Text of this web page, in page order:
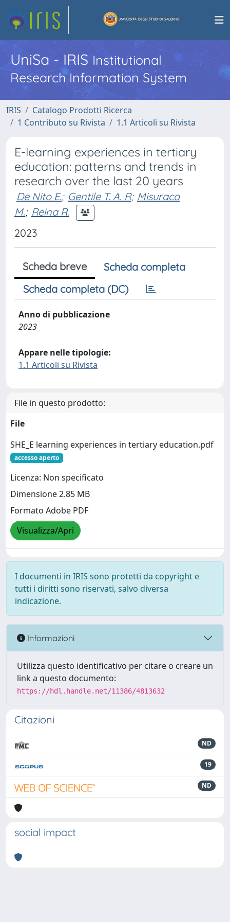
UniSa - IRISInstitutional
Research Information System
IRIS
Catalogo Prodotti Ricerca
1 Contributo su Rivista
1.1 Articoli su Rivista
E-learning experiences in tertiary
education: patterns and trends in
research over the last 20 years
De Nito E.; Gentile T. A. R; Misuraca
M.; Reina R.
2023
Scheda breve
Scheda completa
Scheda completa (DC)
Anno di pubblicazione
2023
Appare nelle tipologie:
1.1 Articoli su Rivista
File in questo prodotto:
File
SHE_E learning experiences in tertiary education.pdf
accesso aperto
Licenza: Non specificato
Dimensione 2.85 MB
Formato Adobe PDF
Visualizza/Apri
I documenti in IRIS sono protetti da copyright e
tutti i diritti sono riservati, salvo diversa
indicazione.
Informazioni
Utilizza questo identificativo per citare o creare un
link a questo documento:
https://hdl.handle.net/11386/4813632
Citazioni
ND
19
ND
social impact